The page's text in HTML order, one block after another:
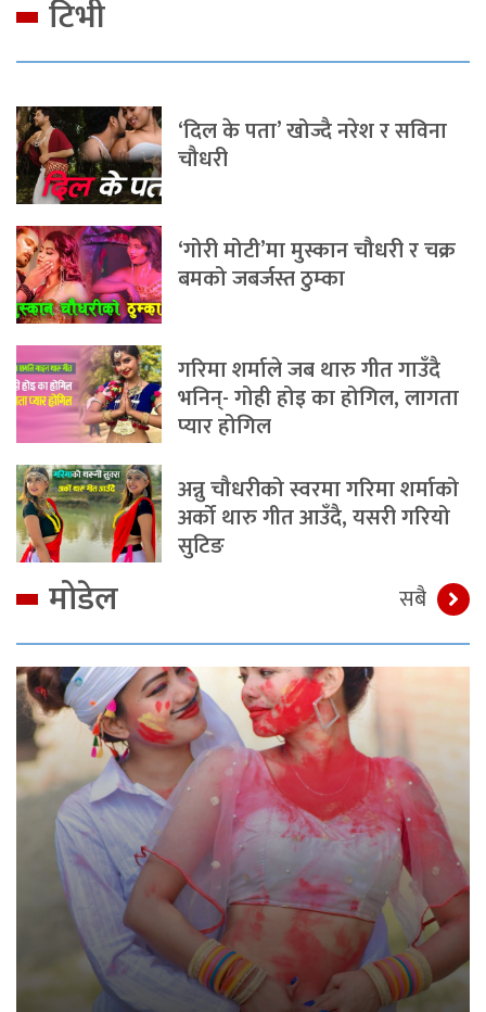
टिभी
‘दिल के पता’ खोज्दै नरेश र सविना
चौधरी
‘गोरी मोटी’मा मुस्कान चौधरी र चक्र
बमको जबर्जस्त ठुम्का
गरिमा शर्माले जब थारु गीत गाउँदै
भनिन्- गोही होइ का होगिल, लागता
प्यार होगिल
अन्नु चौधरीको स्वरमा गरिमा शर्माको
अर्को थारु गीत आउँदै, यसरी गरियो
सुटिङ
मोडेल सबै